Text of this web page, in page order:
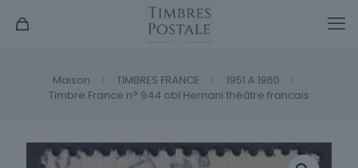
Maison TIMBRES FRANCE
1951 A 1960
Timbre France n° 944 obl Hernani théâtre francais